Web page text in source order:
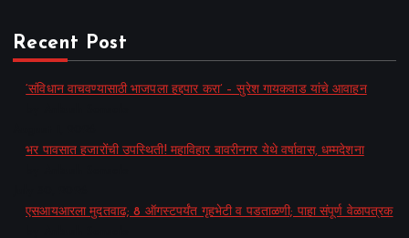
Recent Post
‘संविधान वाचवण्यासाठी भाजपला हद्दपार करा’ – सुरेश गायकवाड यांचे आवाहन
भर पावसात हजारोंची उपस्थिती! महाविहार बावरीनगर येथे वर्षावास, धम्मदेशना
एसआयआरला मुदतवाढ; 8 ऑगस्टपर्यंत गृहभेटी व पडताळणी; पाहा संपूर्ण वेळापत्रक